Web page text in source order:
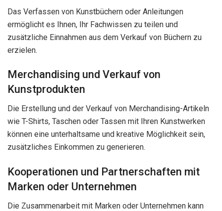
Das Verfassen von Kunstbüchern oder Anleitungen
ermöglicht es Ihnen, Ihr Fachwissen zu teilen und
zusätzliche Einnahmen aus dem Verkauf von Büchern zu
erzielen.
Merchandising und Verkauf von
Kunstprodukten
Die Erstellung und der Verkauf von Merchandising-Artikeln
wie T-Shirts, Taschen oder Tassen mit Ihren Kunstwerken
können eine unterhaltsame und kreative Möglichkeit sein,
zusätzliches Einkommen zu generieren.
Kooperationen und Partnerschaften mit
Marken oder Unternehmen
Die Zusammenarbeit mit Marken oder Unternehmen kann